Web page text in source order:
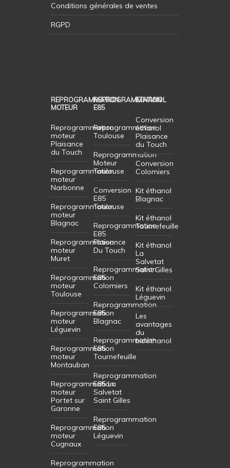
Conditions générales de ventes
RGPD
REPROGRAMMATION
MOTEUR
Reprogrammation
moteur
Plaisance
du Touch
Reprogrammation
moteur
Narbonne
Reprogrammation
moteur
Blagnac
Reprogrammation
moteur
Muret
Reprogrammation
moteur
Toulouse
Reprogrammation
moteur
Léguevin
Reprogrammation
moteur
Montauban
Reprogrammation
moteur
Portet sur
Garonne
Reprogrammation
moteur
Cugnaux
Reprogrammation
REPROGRAMMATION
E85
Reprogrammation
Toulouse
Reprogrammation
Moteur
Toulouse
Conversion
E85
Toulouse
Reprogrammation
E85
Plaisance
Du Touch
Reprogrammation
E85
Colomiers
Reprogrammation
E85
Blagnac
Reprogrammation
E85
Tournefeuille
Reprogrammation
E85 La
Salvetat
Saint Gilles
Reprogrammation
E85
Léguevin
ETHANOL
Conversion
éthanol
Plaisance
du Touch
Conversion
Colomiers
Kit éthanol
Blagnac
Kit éthanol
Tournefeuille
Kit éthanol
La
Salvetat
Saint Gilles
Kit éthanol
Léguevin
Les
avantages
du
bioéthanol